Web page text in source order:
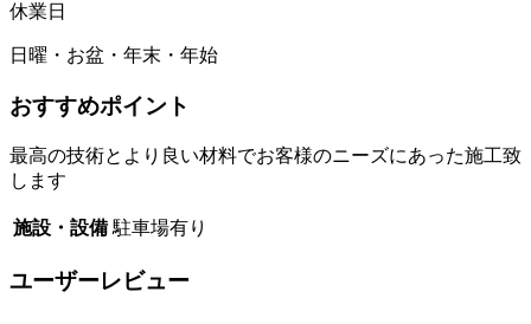
休業日
日曜・お盆・年末・年始
おすすめポイント
最高の技術とより良い材料でお客様のニーズにあった施工致
します
施設・設備 駐車場有り
ユーザーレビュー